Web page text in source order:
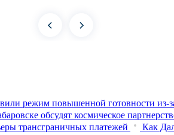
режим повышенной готовности
обсудят космическое
трансграничных платежей
Как